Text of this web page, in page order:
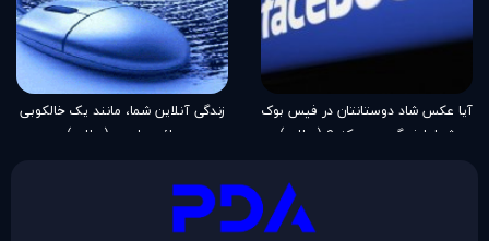
آیا عکس شاد دوستانتان در فیس بوک
شما را غمگین می کند؟ (مطلب)
زندگی آنلاین شما، مانند یک خالکوبی
دائمی‌ است (مطلب)